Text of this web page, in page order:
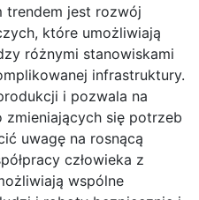
trendem jest rozwój
które umożliwiają
różnymi stanowiskami
infrastruktury.
i pozwala na
zmieniających się potrzeb
uwagę na rosnącą
człowieka z
wspólne